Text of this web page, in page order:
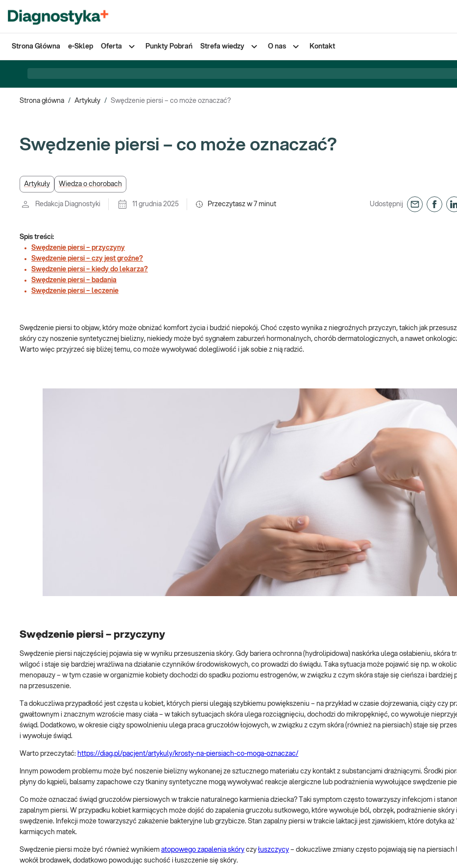
Strona Główna e-Sklep Oferta Punkty Pobrań Strefa wiedzy O nas Kontakt
Strona główna / Artykuły / Swędzenie piersi – co może oznaczać?
Swędzenie piersi – co może oznaczać?
Artykuły Wiedza o chorobach
Redakcja Diagnostyki 11 grudnia 2025 Przeczytasz w 7 minut Udostępnij
Spis treści:
Swędzenie piersi – przyczyny
Swędzenie piersi – czy jest groźne?
Swędzenie piersi – kiedy do lekarza?
Swędzenie piersi – badania
Swędzenie piersi – leczenie
Swędzenie piersi to objaw, który może obniżać komfort życia i budzić niepokój. Choć często wynika z niegroźnych przyczyn, takich jak
skóry czy noszenie syntetycznej bielizny, niekiedy może być sygnałem zaburzeń hormonalnych, chorób dermatologicznych, a nawet
Warto więc przyjrzeć się bliżej temu, co może wywoływać dolegliwość i jak sobie z nią radzić.
Swędzenie piersi – przyczyny
Swędzenie piersi najczęściej pojawia się w wyniku przesuszenia skóry. Gdy bariera ochronna (hydrolipidowa) naskórka ulega osłabieniu, skóra
wilgoć i staje się bardziej wrażliwa na działanie czynników środowiskowych, co prowadzi do świądu. Taka sytuacja może pojawić się np. w
menopauzy – w tym czasie w organizmie kobiety dochodzi do spadku poziomu estrogenów, w związku z czym skóra staje się cieńsza i bardziej
na przesuszenie.
Ta dokuczliwa przypadłość jest częsta u kobiet, których piersi ulegają szybkiemu powiększeniu – na przykład w czasie dojrzewania, ciąży czy
gwałtownym i znacznym wzroście masy ciała – w takich sytuacjach skóra ulega rozciągnięciu, dochodzi do mikropęknięć, co wywołuje
świąd. Dodatkowo, w okresie ciąży spowolnieniu ulega praca gruczołów łojowych, w związku z czym skóra (również na piersiach) staje się
i wywołuje świąd.
Warto przeczytać: https://diag.pl/pacjent/artykuly/krosty-na-piersiach-co-moga-oznaczac/
Innym powodem problemu może być noszenie bielizny wykonanej ze sztucznego materiału czy kontakt z substancjami drażniącymi. Środki
płyny do kąpieli, balsamy zapachowe czy tkaniny syntetyczne mogą wywoływać reakcje alergiczne lub podrażnienia wywołujące swędzenie
Co może oznaczać świąd gruczołów piersiowych w trakcie naturalnego karmienia dziecka? Taki symptom często towarzyszy infekcjom i
zapalnym piersi. W przypadku kobiet karmiących może dojść do zapalenia gruczołu sutkowego, które wywołuje ból, obrzęk, podrażnienie skóry i
swędzenie. Infekcji może towarzyszyć zakażenie bakteryjne lub grzybicze. Stan zapalny piersi w trakcie laktacji jest zjawiskiem, które dotyka aż
karmiących matek.
Swędzenie piersi może być również wynikiem atopowego zapalenia skóry czyłuszczycy – dokuczliwe zmiany często pojawiają się na piersiach
wokół brodawek, dodatkowo powodując suchość i łuszczenie się skóry.